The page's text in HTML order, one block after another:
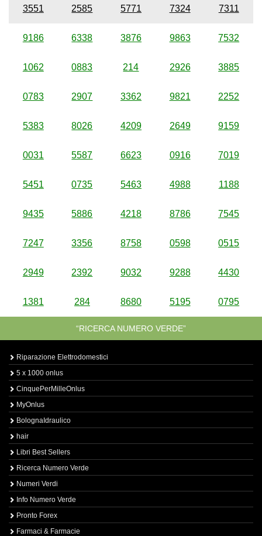
3551 2585 5771 7324 7311
9186 6338 3876 9863 7532
1062 0883 214 2926 3885
0783 2907 3362 9821 2252
5383 8026 4209 2649 9159
0031 5587 6623 0916 7019
5451 0735 5463 4988 1188
9435 5886 4218 8786 7545
7247 3356 8758 0598 0515
2949 2392 9032 9288 4430
1381 284 8680 5195 0795
“RICERCA NUMERO VERDE”
Riparazione Elettrodomestici
5 x 1000 onlus
CinquePerMilleOnlus
MyOnlus
BolognaIdraulico
hair
Libri Best Sellers
Ricerca Numero Verde
Numeri Verdi
Info Numero Verde
Pronto Forex
Farmaci & Farmacie